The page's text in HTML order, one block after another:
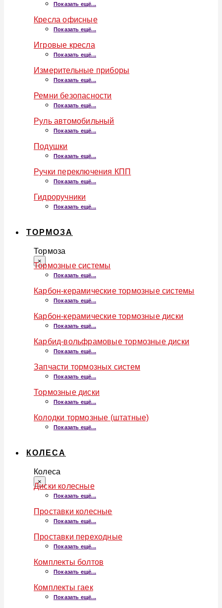
Показать ещё...
Кресла офисные
Показать ещё...
Игровые кресла
Показать ещё...
Измерительные приборы
Показать ещё...
Ремни безопасности
Показать ещё...
Руль автомобильный
Показать ещё...
Подушки
Показать ещё...
Ручки переключения КПП
Показать ещё...
Гидроручники
Показать ещё...
ТОРМОЗА
Тормоза
×
Тормозные системы
Показать ещё...
Карбон-керамические тормозные системы
Показать ещё...
Карбон-керамические тормозные диски
Показать ещё...
Карбид-вольфрамовые тормозные диски
Показать ещё...
Запчасти тормозных систем
Показать ещё...
Тормозные диски
Показать ещё...
Колодки тормозные (штатные)
Показать ещё...
КОЛЕСА
Колеса
×
Диски колесные
Показать ещё...
Проставки колесные
Показать ещё...
Проставки переходные
Показать ещё...
Комплекты болтов
Показать ещё...
Комплекты гаек
Показать ещё...